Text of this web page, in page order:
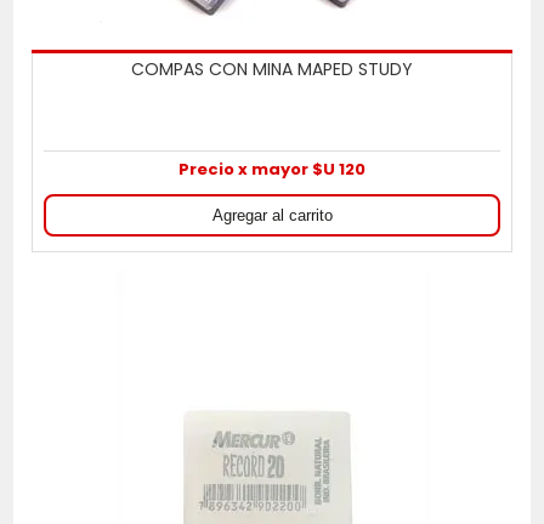
COMPAS CON MINA MAPED STUDY
Precio x mayor $U 120